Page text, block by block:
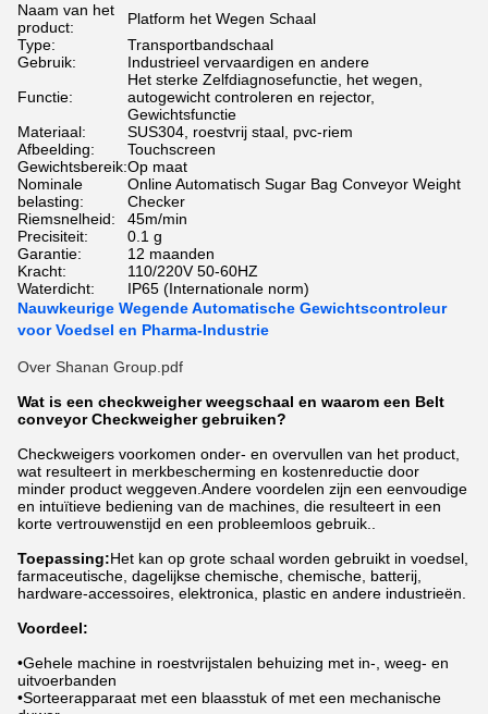
Naam van het
product:
Platform het Wegen Schaal
Type:
Transportbandschaal
Gebruik:
Industrieel vervaardigen en andere
Functie:
Het sterke Zelfdiagnosefunctie, het wegen,
autogewicht controleren en rejector,
Gewichtsfunctie
Materiaal:
SUS304, roestvrij staal, pvc-riem
Afbeelding:
Touchscreen
Gewichtsbereik:Op maat
Nominale
belasting:
Online Automatisch Sugar Bag Conveyor Weight
Checker
Riemsnelheid:
45m/min
Precisiteit:
0.1 g
Garantie:
12 maanden
Kracht:
110/220V 50-60HZ
Waterdicht:
IP65 (Internationale norm)
Nauwkeurige Wegende Automatische Gewichtscontroleur
voor Voedsel en Pharma-Industrie
Over Shanan Group.pdf
Wat is een checkweigher weegschaal en waarom een Belt
conveyor Checkweigher gebruiken?
Checkweigers voorkomen onder- en overvullen van het product,
wat resulteert in merkbescherming en kostenreductie door
minder product weggeven.Andere voordelen zijn een eenvoudige
en intuïtieve bediening van de machines, die resulteert in een
korte vertrouwenstijd en een probleemloos gebruik..
Toepassing:Het kan op grote schaal worden gebruikt in voedsel,
farmaceutische, dagelijkse chemische, chemische, batterij,
hardware-accessoires, elektronica, plastic en andere industrieën.
Voordeel:
•Gehele machine in roestvrijstalen behuizing met in-, weeg- en
uitvoerbanden
•Sorteerapparaat met een blaasstuk of met een mechanische